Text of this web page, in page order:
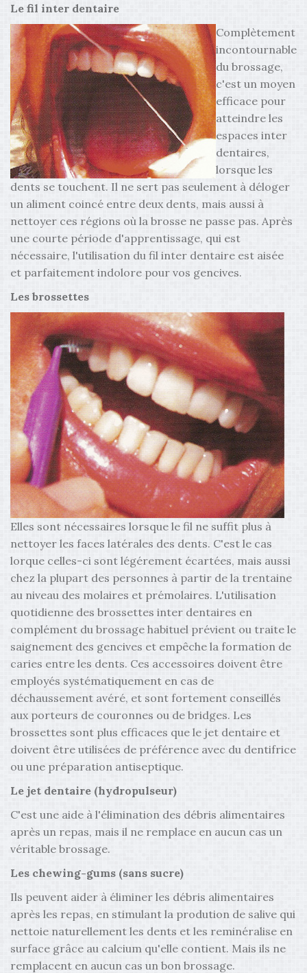
Le fil inter dentaire
Complètement
incontournable
du brossage,
c'est un moyen
efficace pour
atteindre les
espaces inter
dentaires,
lorsque les
dents se touchent. Il ne sert pas seulement à déloger
un aliment coincé entre deux dents, mais aussi à
nettoyer ces régions où la brosse ne passe pas. Après
une courte période d'apprentissage, qui est
nécessaire, l'utilisation du fil inter dentaire est aisée
et parfaitement indolore pour vos gencives.
Les brossettes
Elles sont nécessaires lorsque le fil ne suffit plus à
nettoyer les faces latérales des dents. C'est le cas
lorque celles-ci sont légérement écartées, mais aussi
chez la plupart des personnes à partir de la trentaine
au niveau des molaires et prémolaires. L'utilisation
quotidienne des brossettes inter dentaires en
complément du brossage habituel prévient ou traite le
saignement des gencives et empêche la formation de
caries entre les dents. Ces accessoires doivent être
employés systématiquement en cas de
déchaussement avéré, et sont fortement conseillés
aux porteurs de couronnes ou de bridges. Les
brossettes sont plus efficaces que le jet dentaire et
doivent être utilisées de préférence avec du dentifrice
ou une préparation antiseptique.
Le jet dentaire (hydropulseur)
C'est une aide à l'élimination des débris alimentaires
après un repas, mais il ne remplace en aucun cas un
véritable brossage.
Les chewing-gums (sans sucre)
Ils peuvent aider à éliminer les débris alimentaires
après les repas, en stimulant la prodution de salive qui
nettoie naturellement les dents et les reminéralise en
surface grâce au calcium qu'elle contient. Mais ils ne
remplacent en aucun cas un bon brossage.